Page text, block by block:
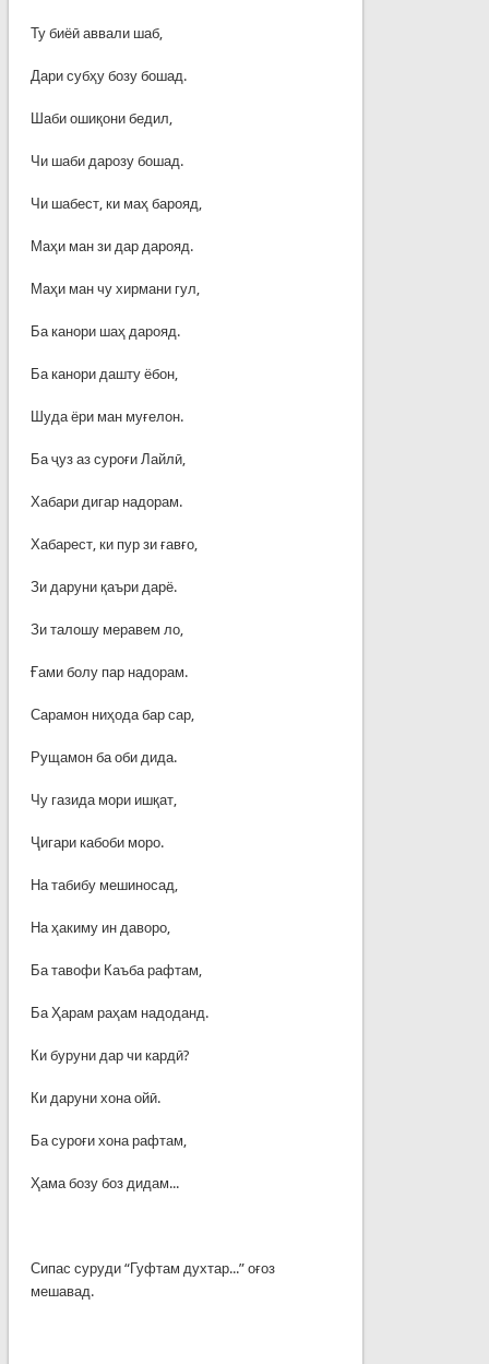
Ту биёӣ аввали шаб,
Дари субҳу бозу бошад.
Шаби ошиқони бедил,
Чи шаби дарозу бошад.
Чи шабест, ки маҳ барояд,
Маҳи ман зи дар дарояд.
Маҳи ман чу хирмани гул,
Ба канори шаҳ дарояд.
Ба канори дашту ёбон,
Шуда ёри ман муғелон.
Ба ҷуз аз суроғи Лайлӣ,
Хабари дигар надорам.
Хабарест, ки пур зи ғавғо,
Зи даруни қаъри дарё.
Зи талошу меравем ло,
Ғами болу пар надорам.
Сарамон ниҳода бар сар,
Рущамон ба оби дида.
Чу газида мори ишқат,
Ҷигари кабоби моро.
На табибу мешиносад,
На ҳакиму ин даворо,
Ба тавофи Каъба рафтам,
Ба Ҳарам раҳам надоданд.
Ки буруни дар чи кардӣ?
Ки даруни хона ойӣ.
Ба суроғи хона рафтам,
Ҳама бозу боз дидам...
Сипас суруди “Гуфтам духтар...” оғоз
мешавад.